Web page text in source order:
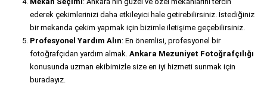
ederek çekimlerinizi daha etkileyici hale getirebilirsiniz. İstediğiniz
bir mekanda çekim yapmak için bizimle iletişime geçebilirsiniz.
Profesyonel Yardım Alın: En önemlisi, profesyonel bir
fotoğrafçıdan yardım almak. Ankara Mezuniyet Fotoğrafçılığı
konusunda uzman ekibimizle size en iyi hizmeti sunmak için
buradayız.